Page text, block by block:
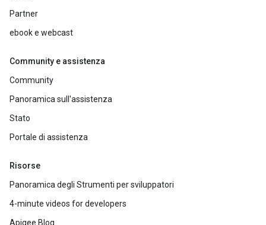
Partner
ebook e webcast
Community e assistenza
Community
Panoramica sull'assistenza
Stato
Portale di assistenza
Risorse
Panoramica degli Strumenti per sviluppatori
4-minute videos for developers
Apigee Blog